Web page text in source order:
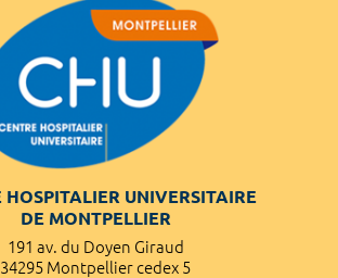
HOSPITALIER UNIVERSITAIRE
DE MONTPELLIER
191 av. du Doyen Giraud
34295 Montpellier cedex 5